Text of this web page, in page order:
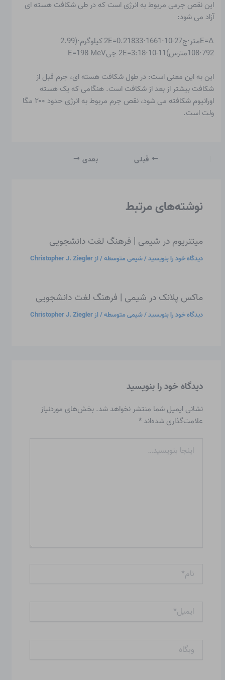
این نقص جرمی مربوط به انرژی است که در طی شکافت هسته ای
آزاد می شود:
792⋅108مترس)2E=3:18⋅10-11 جیE=198 MeV
این به این معنی است: در طول شکافت هسته ای، جرم قبل از
شکافت بیشتر از بعد از شکافت است. هنگامی که یک هسته
اورانیوم شکافته می شود، نقص جرم مربوط به انرژی حدود ۲۰۰ مگا
ولت است.
قبلی بعدی
نوشته‌های مرتبط
میتنریوم در شیمی | فرهنگ لغت دانشجویی
دیدگاه‌ خود را بنویسید/شیمی متوسطه/ از Christopher J. Ziegler
ماکس پلانک در شیمی | فرهنگ لغت دانشجویی
دیدگاه‌ خود را بنویسید/شیمی متوسطه/ ازChristopher J. Ziegler
دیدگاه‌ خود را بنویسید
نشانی ایمیل شما منتشر نخواهد شد. بخش‌های موردنیاز
علامت‌گذاری شده‌اند*
بنویسید…
ایمیل*